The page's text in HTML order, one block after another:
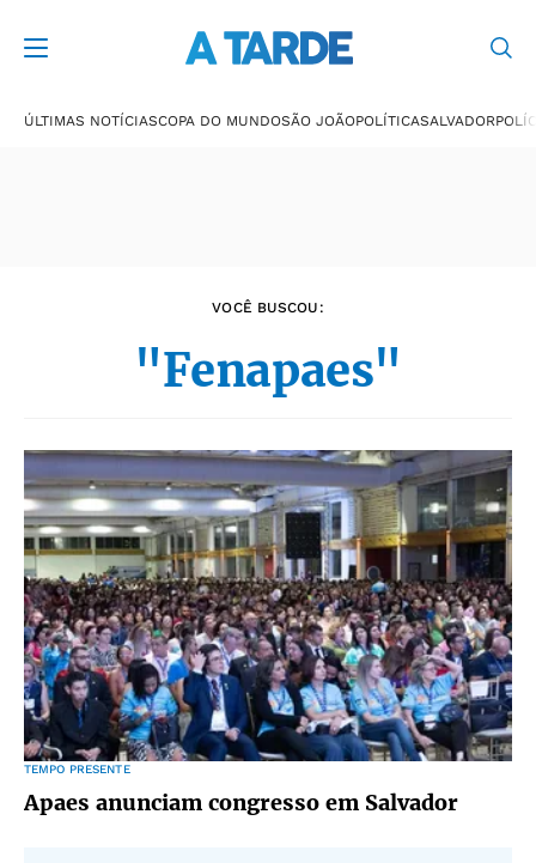
ÚLTIMAS NOTÍCIASCOPA DO MUNDOSÃO JOÃOPOLÍTICASALVADOR
VOCÊ BUSCOU:
"Fenapaes"
TEMPO PRESENTE
Apaes anunciam congresso em Salvador